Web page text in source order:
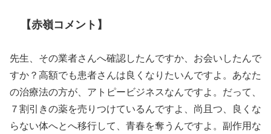
【赤嶺コメント】
先生、その業者さんへ確認したんですか、お会いしたんで
すか？高額でも患者さんは良くなりたいんですよ。あなた
の治療法の方が、アトピービジネスなんですよ。だって、
７割引きの薬を売りつけているんですよ、尚且つ、良くな
らない体へとへ移行して、青春を奪うんですよ。副作用な